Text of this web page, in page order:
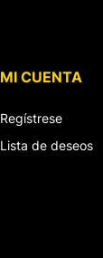
MI CUENTA
Regístrese
Lista de deseos